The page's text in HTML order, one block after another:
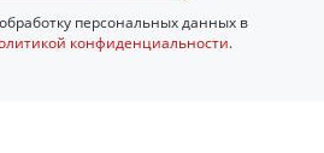
персональных данных в
конфиденциальности.